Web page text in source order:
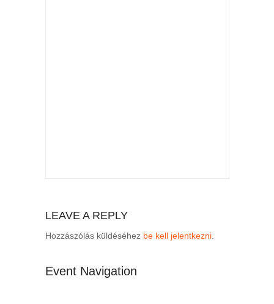
LEAVE A REPLY
Hozzászólás küldéséhez be kell jelentkezni.
Event Navigation